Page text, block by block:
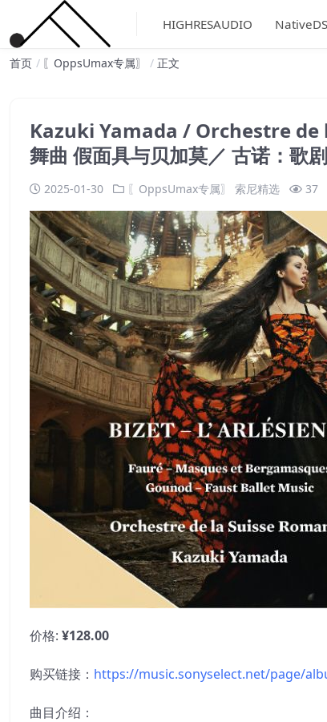
HIGHRESAUDIO
首页 〖OppsUmax专属〗 正文
Kazuki Yamada / Orchestre de
舞曲 假面具与贝加莫／ 古诺：歌
2025-01-30 〖OppsUmax专属〗 索尼精选 37
价格: ¥128.00
购买链接： https://music.sonyselect.net/page/
曲目介绍：